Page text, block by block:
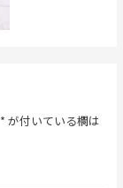
* が付いている欄は